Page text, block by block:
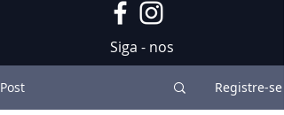
Siga - nos
Post Registre-se